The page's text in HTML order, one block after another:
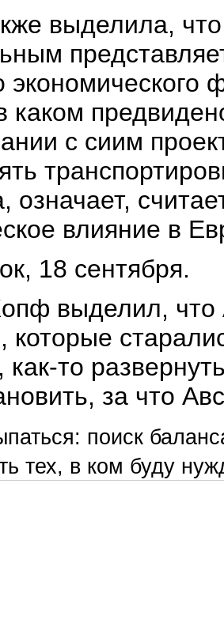
выделила,
каком
с сиим
означает,
влияние в
18 сентября.
выделил,
которые
как-то
за что
поиск
тех, в ком буду